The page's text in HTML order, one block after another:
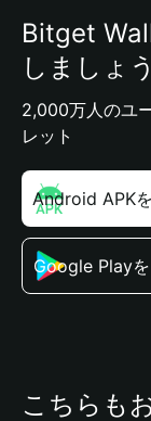
Bitget
しましょう
2,000万人のユ
レット
Android APK
Google Play
こちらも